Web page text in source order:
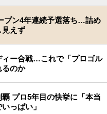
プン4年連続予選落ち…詰め
見えず
ィー合戦…これで「プロゴル
るのか
プロ5年目の快挙に「本当
っぱい」